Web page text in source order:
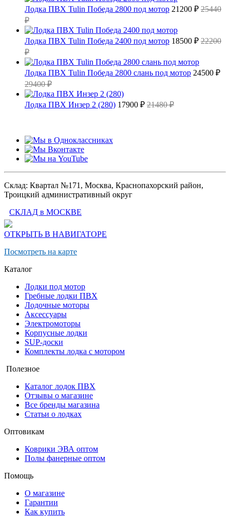
Лодка ПВХ Tulin Победа 2800 под мотор 21200 ₽ 25440
₽
Лодка ПВХ Tulin Победа 2400 под мотор 18500 ₽ 22200
₽
Лодка ПВХ Tulin Победа 2800 слань под мотор 24500 ₽
29400 ₽
Лодка ПВХ Инзер 2 (280) 17900 ₽ 21480 ₽
Склад: Квартал №171, Москва, Краснопахорский район,
Троицкий административный округ
СКЛАД в МОСКВЕ
ОТКРЫТЬ В НАВИГАТОРЕ
Посмотреть на карте
Каталог
Лодки под мотор
Гребные лодки ПВХ
Лодочные моторы
Аксессуары
Электромоторы
Корпусные лодки
SUP-доски
Комплекты лодка с мотором
Полезное
Каталог лодок ПВХ
Отзывы о магазине
Все бренды магазина
Статьи о лодках
Оптовикам
Коврики ЭВА оптом
Полы фанерные оптом
Помощь
О магазине
Гарантии
Как купить